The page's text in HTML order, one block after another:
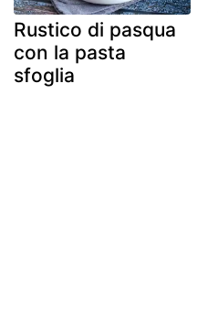
Rustico di pasqua
con la pasta
sfoglia